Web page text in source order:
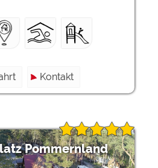
Kontakt
Pommernland